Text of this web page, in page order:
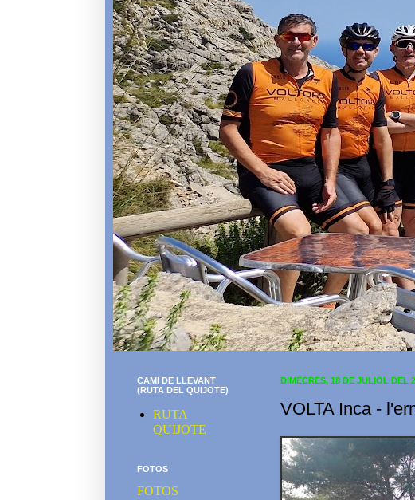
DIMECRES, 18 DE JULIOL DEL
VOLTA Inca -
CAMI DE LLEVANT
(RUTA DEL QUIJOTE)
RUTA
QUIJOTE
FOTOS
FOTOS